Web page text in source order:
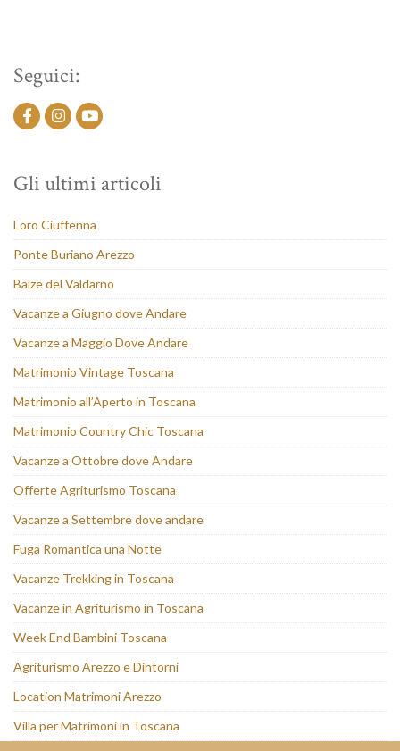
Seguici:
Gli ultimi articoli
Loro Ciuffenna
Ponte Buriano Arezzo
Balze del Valdarno
Vacanze a Giugno dove Andare
Vacanze a Maggio Dove Andare
Matrimonio Vintage Toscana
Matrimonio all’Aperto in Toscana
Matrimonio Country Chic Toscana
Vacanze a Ottobre dove Andare
Offerte Agriturismo Toscana
Vacanze a Settembre dove andare
Fuga Romantica una Notte
Vacanze Trekking in Toscana
Vacanze in Agriturismo in Toscana
Week End Bambini Toscana
Agriturismo Arezzo e Dintorni
Location Matrimoni Arezzo
Villa per Matrimoni in Toscana